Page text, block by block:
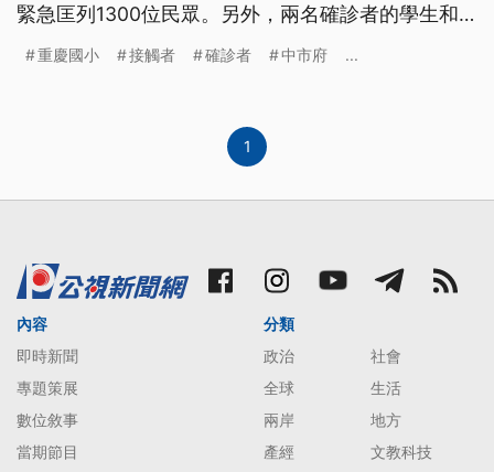
緊急匡列1300位民眾。另外，兩名確診者的學生和
桌椅，彰化縣花壇鄉的全國麗園大飯店傳出確診個
重慶國小 接觸者 確診者 中市府 ...
1
內容
即時新聞
專題策展
數位敘事
當期節目
分類
政治
社會
全球
生活
兩岸
地方
產經
文教科技